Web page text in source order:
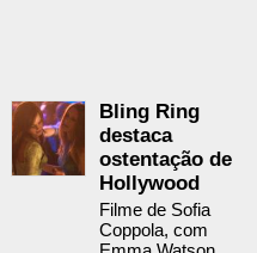
Bling Ring
destaca
ostentação de
Hollywood
Filme de Sofia
Coppola, com